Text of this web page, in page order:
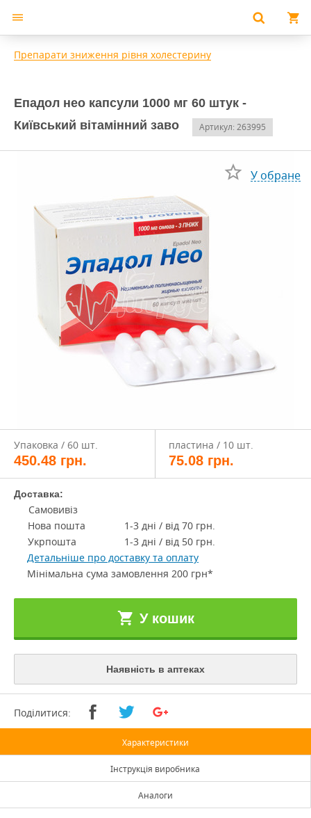
Препарати зниження рівня холестерину
Епадол нео капсули 1000 мг 60 штук -
Київський вітамінний заво
Артикул: 263995
У обране
Упаковка / 60 шт.
450.48 грн.
пластина / 10 шт.
75.08 грн.
Доставка:
Самовивіз
Нова пошта
1-3 дні / від 70 грн.
Укрпошта
1-3 дні / від 50 грн.
Детальніше про доставку та оплату
Мінімальна сума замовлення 200 грн*
У кошик
Наявність в аптеках
Поділитися:
Характеристики
Інструкція виробника
Аналоги